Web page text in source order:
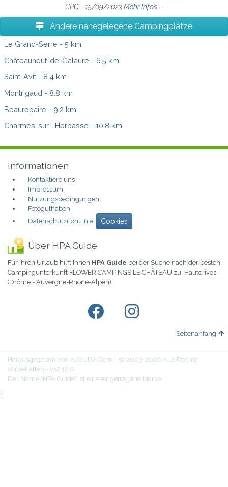
CPG - 15/09/2023Mehr Infos ...
Andere nahegelegene Campingplätze
Le Grand-Serre - 5 km
Châteauneuf-de-Galaure - 6.5 km
Saint-Avit - 8.4 km
Montrigaud - 8.8 km
Beaurepaire - 9.2 km
Charmes-sur-l'Herbasse - 10.8 km
Informationen
Kontaktiere uns
Impressum
Nutzungsbedingungen
Fotoguthaben
Datenschutzrichtlinie
Cookies
Über HPA Guide
Für Ihren Urlaub hilft Ihnen HPA Guide bei der Suche nach der besten
Campingunterkunft FLOWER CAMPINGS LE CHÂTEAU zu Hauterives
(Drôme - Auvergne-Rhone-Alpen)
Seitenanfang
Herausgegeben von AJOUDA.Com - © 2003-2026 Alle Rechte
vorbehalten - v12.12.0
Der Name "HPA Guide" ist eine eingetragene Marke.
;